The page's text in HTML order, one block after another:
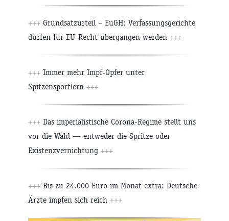
+++ Grundsatzurteil – EuGH: Verfassungsgerichte
dürfen für EU-Recht übergangen werden +++
+++ Immer mehr Impf-Opfer unter
Spitzensportlern +++
+++ Das imperialistische Corona-Regime stellt uns
vor die Wahl — entweder die Spritze oder
Existenzvernichtung +++
+++ Bis zu 24.000 Euro im Monat extra: Deutsche
Ärzte impfen sich reich +++